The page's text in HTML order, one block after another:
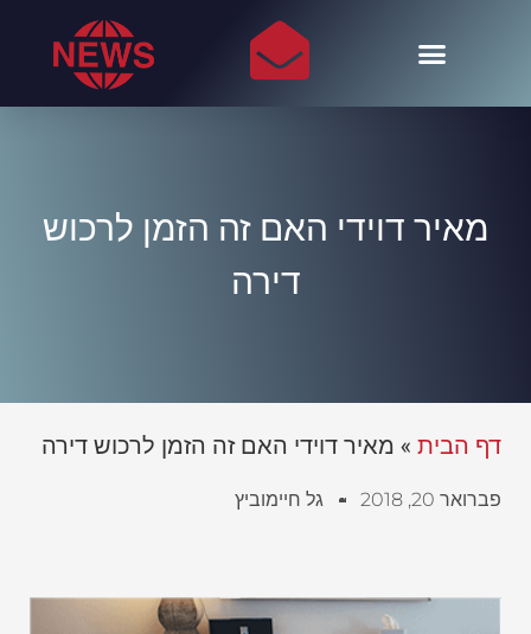
מאיר דוידי האם זה הזמן לרכוש
דירה
דף הבית » מאיר דוידי האם זה הזמן לרכוש דירה
פברואר 20, 2018 גל חיימוביץ